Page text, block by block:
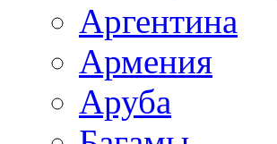
Аргентина
Армения
Аруба